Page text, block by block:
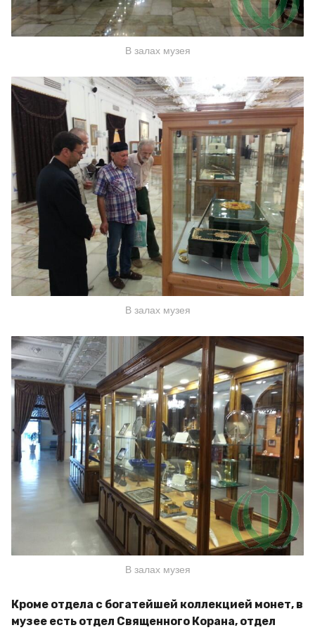
В залах музея
В залах музея
В залах музея
Кроме отдела с богатейшей коллекцией монет, в
музее есть отдел Священного Корана, отдел